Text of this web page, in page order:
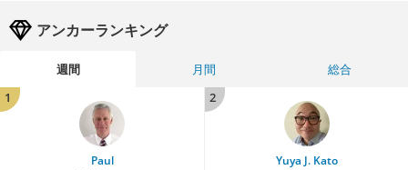
アンカーランキング
週間 月間
総合
1
Paul
2
Yuya J. Kato